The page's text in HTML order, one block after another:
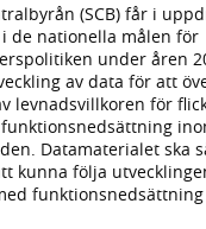
(SCB) får i
de nationella målen för
under åren
av data för att
levnadsvillkoren för
Datamaterialet ska
kunna följa